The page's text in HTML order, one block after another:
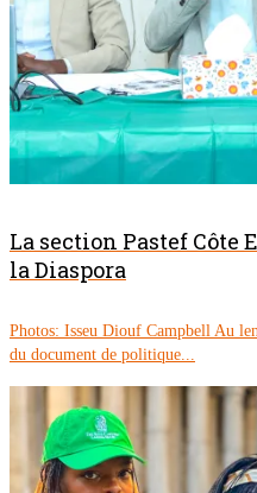
La section Pastef Côte
la Diaspora
Photos: Isseu Diouf Campbell Au
du document de politique...